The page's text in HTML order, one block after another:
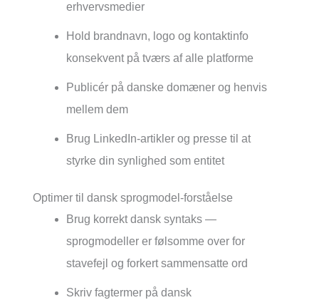
erhvervsmedier
Hold brandnavn, logo og kontaktinfo
konsekvent på tværs af alle platforme
Publicér på danske domæner og henvis
mellem dem
Brug LinkedIn-artikler og presse til at
styrke din synlighed som entitet
Optimer til dansk sprogmodel-forståelse
Brug korrekt dansk syntaks —
sprogmodeller er følsomme over for
stavefejl og forkert sammensatte ord
Skriv fagtermer på dansk